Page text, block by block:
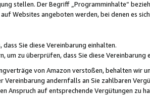
stellen. Der Begriff „Programminhalte“
Websites angeboten werden, bei denen es
Sie diese Vereinbarung einhalten.
zu überprüfen, dass Sie diese Vereinbarung
von Amazon verstoßen, behalten wir
Vereinbarung andernfalls an Sie zahlbaren
auf entsprechende Vergütungen zu